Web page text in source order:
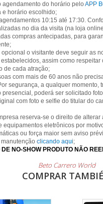
agendamento do horário pelo APP
e horário escolhido;
10:15 até 17:30.
no dia da visita (na loja
compras antecipadas, para
opcional o visitante deve seguir as
assim como respeitar
de cada atração;
com mais de 60 anos não
segurança, a qualquer momento,
presencial, poderá ser solicitado
com foto e selfie do titular do
reserva-se o direito de
equipamentos eletrônicos por
ou força maior sem aviso
clicando aqui;
NO-SHOW PRODUTO NÃO
Beto Carrero World
COMPRAR